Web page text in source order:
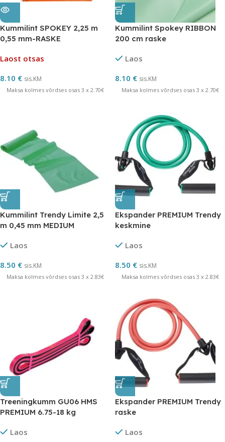
Kummilint SPOKEY 2,25 m
0,55 mm-RASKE
Laost otsas
8.10 € sis.KM
Maksa kolmes võrdses osas 3 x 2.70€
Kummilint Spokey RIBBON
200 cm raske
Laos
8.10 € sis.KM
Maksa kolmes võrdses osas 3 x 2.70€
Kummilint Trendy Limite 2,5
m 0,45 mm MEDIUM
Laos
8.50 € sis.KM
Maksa kolmes võrdses osas 3 x 2.83€
Ekspander PREMIUM Trendy
keskmine
Laos
8.50 € sis.KM
Maksa kolmes võrdses osas 3 x 2.83€
Treeningkumm GU06 HMS
PREMIUM 6.75-18 kg
Laos
Ekspander PREMIUM Trendy
raske
Laos